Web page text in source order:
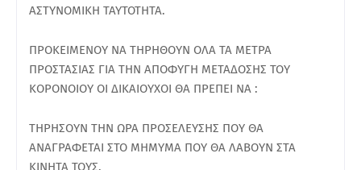
ΑΣΤΥΝΟΜΙΚΗ ΤΑΥΤΟΤΗΤΑ.
ΠΡΟΚΕΙΜΕΝΟΥ ΝΑ ΤΗΡΗΘΟΥΝ ΟΛΑ ΤΑ ΜΕΤΡΑ
ΠΡΟΣΤΑΣΙΑΣ ΓΙΑ ΤΗΝ ΑΠΟΦΥΓΗ ΜΕΤΑΔΟΣΗΣ ΤΟΥ
ΚΟΡΟΝΟΙΟΥ ΟΙ ΔΙΚΑΙΟΥΧΟΙ ΘΑ ΠΡΕΠΕΙ ΝΑ :
ΤΗΡΗΣΟΥΝ ΤΗΝ ΩΡΑ ΠΡΟΣΕΛΕΥΣΗΣ ΠΟΥ ΘΑ
ΑΝΑΓΡΑΦΕΤΑΙ ΣΤΟ ΜΗΜΥΜΑ ΠΟΥ ΘΑ ΛΑΒΟΥΝ ΣΤΑ
ΚΙΝΗΤΑ ΤΟΥΣ.